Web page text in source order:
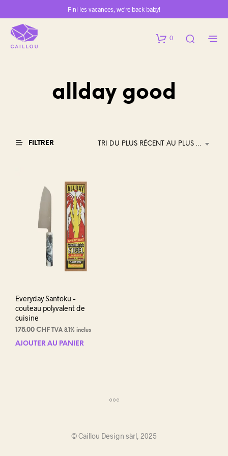
Fini les vacances, we're back baby!
0
allday good
FILTRER TRI DU PLUS RÉCENT AU PLUS ANCIEN
Everyday Santoku –
couteau polyvalent de
cuisine
175.00 CHF TVA 8.1% inclus
AJOUTER AU PANIER
© Caillou Design sàrl, 2025